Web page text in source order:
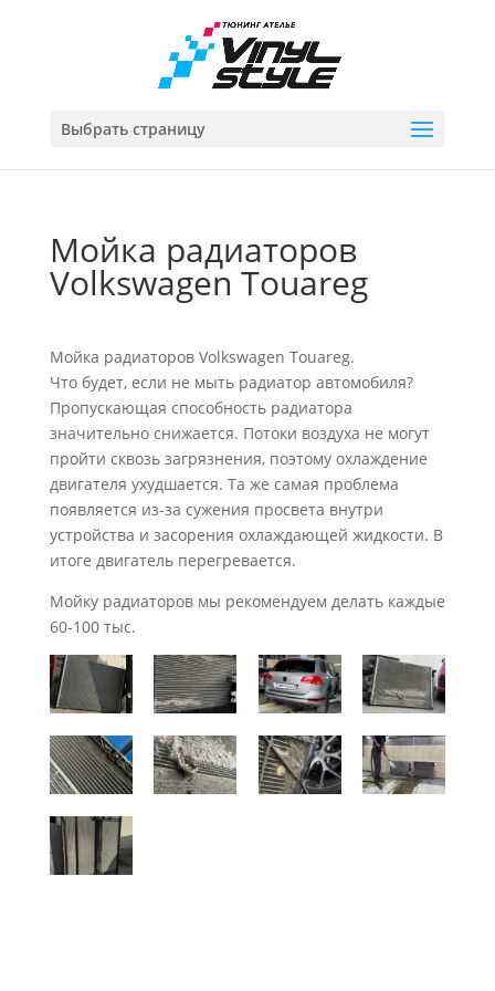
Выбрать страницу
Мойка радиаторов
Volkswagen Touareg
Мойка радиаторов Volkswagen Touareg.
Что будет, если не мыть радиатор автомобиля?
Пропускающая способность радиатора
значительно снижается. Потоки воздуха не могут
пройти сквозь загрязнения, поэтому охлаждение
двигателя ухудшается. Та же самая проблема
появляется из-за сужения просвета внутри
устройства и засорения охлаждающей жидкости. В
итоге двигатель перегревается.
Мойку радиаторов мы рекомендуем делать каждые
60-100 тыс.